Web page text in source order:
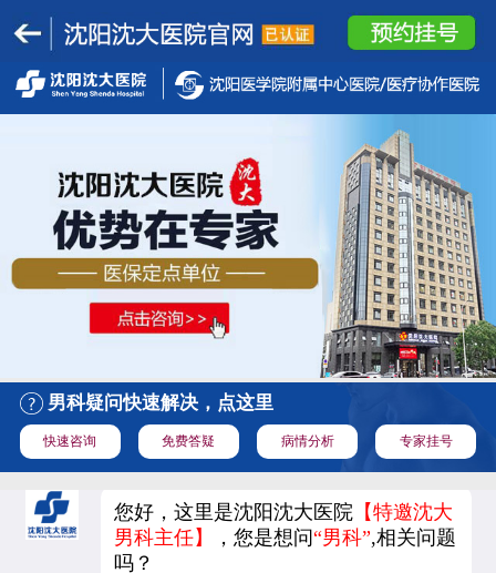
男科疑问快速解决，点这里
快速咨询 免费答疑 病情分析 专家挂号
您好，这里是沈阳沈大医院 【特邀沈大
男科主任】
，您是想问“男科”,相关问题
吗？